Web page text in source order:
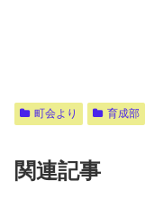
町会より 育成部
関連記事